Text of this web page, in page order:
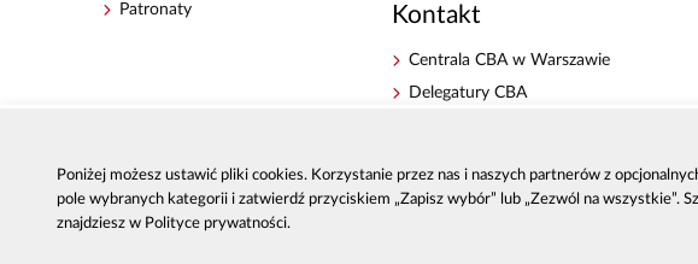
Patronaty
Kontakt
Centrala CBA w Warszawie
Delegatury CBA
Sygnaliści - zgłoszenia
zewnętrzne
Poniżej możesz ustawić pliki cookies. Korzystanie przez nas i naszych partnerów z
pole wybranych kategorii i zatwierdź przyciskiem „Zapisz wybór” lub „Zezwól na wszystkie”.
znajdziesz w Polityce prywatności.